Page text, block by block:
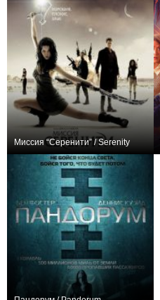
Миссия “Серенити” / Serenity